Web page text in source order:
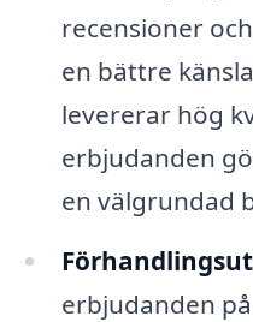
recensioner
en bättre
levererar hög
erbjudanden
en välgrundad
erbjudanden